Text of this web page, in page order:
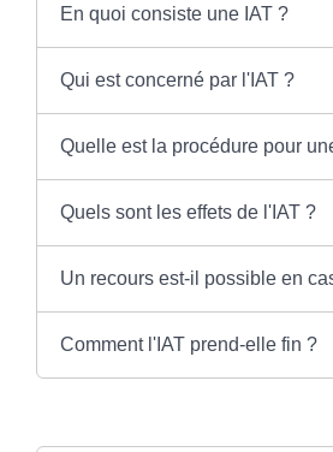
En quoi consiste une IAT ?
Qui est concerné par l'IAT ?
Quelle est la procédure pour
Quels sont les effets de l'IAT ?
Un recours est-il possible en
Comment l'IAT prend-elle fin ?